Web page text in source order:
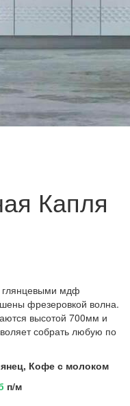
Капля
глянцевыми мдф
фрезеровкой волна.
высотой 700мм и
собрать любую по
Кофе с молоком
п/м